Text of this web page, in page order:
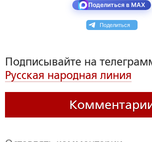
Поделиться в MAX
Поделиться
Подписывайте на
Русская народная линия